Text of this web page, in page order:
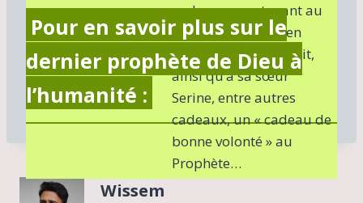
esclave appartenant au
gouverneur chrétien
d’Égypte, qui lui offrit,
ainsi qu’à sa sœur
Serine, entre autres
cadeaux, un « cadeau de
bonne volonté » au
Prophète…
Pour en savoir plus sur le
dernier prophète de Dieu à
l’humanité :
Wissem